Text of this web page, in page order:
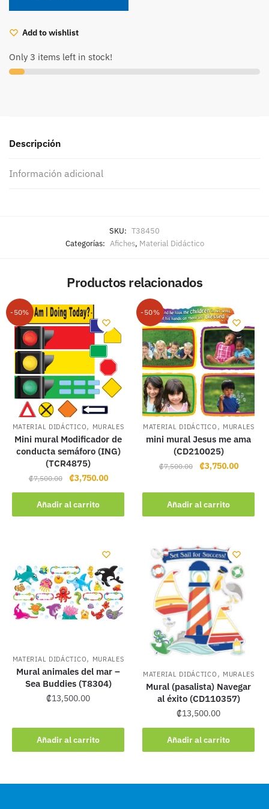
Add to wishlist
Only 3 items left in stock!
Descripción
Información adicional
SKU: T38450
Categorías: Afiches, Material Didáctico
Productos relacionados
-50%
MATERIAL DIDÁCTICO, MURALES
Mini mural Modificador de
conducta semáforo (ING)
(TCR4875)
₡7,500.00
Original
price
was:
₡7,500.00.
₡3,750.00Current
price
₡3,750.00.
Añadir al carrito
-50%
MATERIAL DIDÁCTICO , MURALES
mini mural Jesus me ama
(CD210025)
₡7,500.00
Original
was:
₡7,500.00.
₡3,750.00Current
is:
Añadir al carrito
MATERIAL DIDÁCTICO, MURALES
Mural animales del mar –
Sea Buddies (T8304)
₡13,500.00
Añadir al carrito
MATERIAL DIDÁCTICO , MURALES
Mural (pasalista) Navegar
al éxito (CD110357)
₡13,500.00
Añadir al carrito